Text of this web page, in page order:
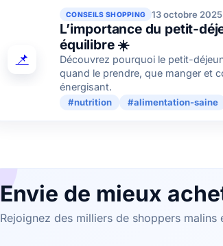
📌
CONSEILS SHOPPING 13 octobre 2025
L’importance du petit-
équilibre ☀️
Découvrez pourquoi le petit-
quand le prendre, que manger et
énergisant.
#nutrition #alimentation-saine
Envie de mieux
Rejoignez des milliers de shoppers